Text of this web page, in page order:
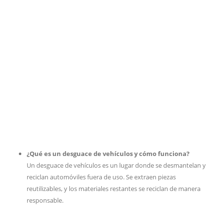
¿Qué es un desguace de vehículos y cómo funciona?
Un desguace de vehículos es un lugar donde se desmantelan y
reciclan automóviles fuera de uso. Se extraen piezas
reutilizables, y los materiales restantes se reciclan de manera
responsable.